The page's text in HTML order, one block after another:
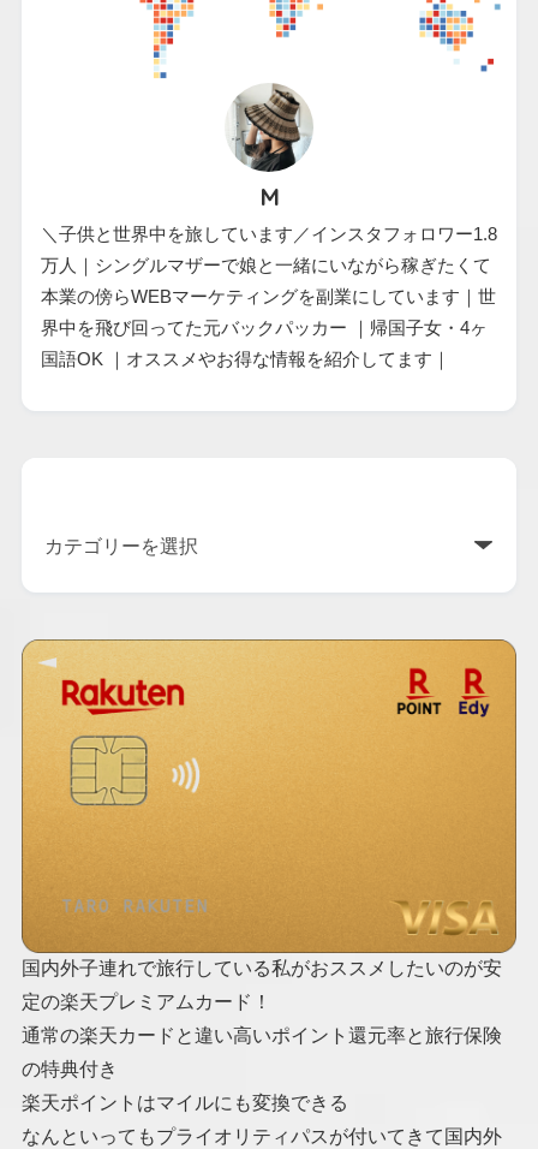
M
＼子供と世界中を旅しています／インスタフォロワー1.8
万人｜シングルマザーで娘と一緒にいながら稼ぎたくて
本業の傍らWEBマーケティングを副業にしています｜世
界中を飛び回ってた元バックパッカー ｜帰国子女・4ヶ
国語OK ｜オススメやお得な情報を紹介してます｜
国内外子連れで旅行している私がおススメしたいのが安
定の楽天プレミアムカード！
通常の楽天カードと違い高いポイント還元率と旅行保険
の特典付き
楽天ポイントはマイルにも変換できる
なんといってもプライオリティパスが付いてきて国内外